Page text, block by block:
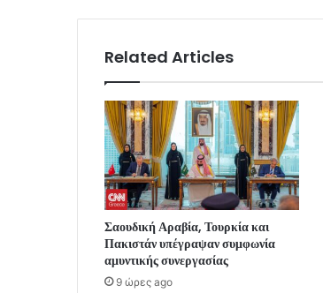
Related Articles
Σαουδική Αραβία, Τουρκία και
Πακιστάν υπέγραψαν συμφωνία
αμυντικής συνεργασίας
9 ώρες ago